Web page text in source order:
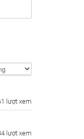
lượt xem
lượt xem